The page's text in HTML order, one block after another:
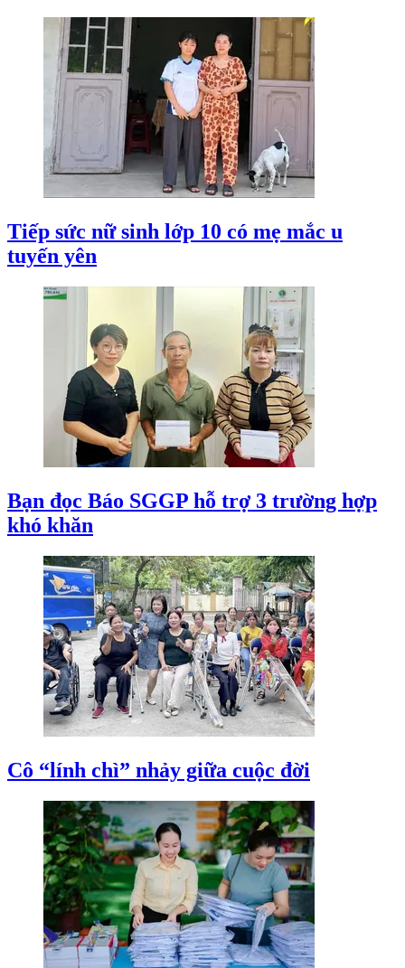
Tiếp sức nữ sinh lớp 10 có mẹ mắc u
tuyến yên
Bạn đọc Báo SGGP hỗ trợ 3 trường hợp
khó khăn
Cô “lính chì” nhảy giữa cuộc đời